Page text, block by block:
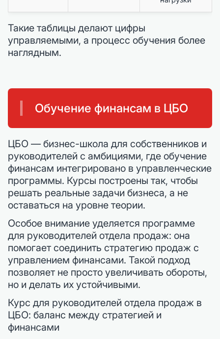
Такие таблицы делают цифры
управляемыми, а процесс обучения более
наглядным.
Обучение финансам в ЦБО
ЦБО — бизнес-школа для собственников и
руководителей с амбициями, где обучение
финансам интегрировано в управленческие
программы. Курсы построены так, чтобы
решать реальные задачи бизнеса, а не
оставаться на уровне теории.
Особое внимание уделяется программе
для руководителей отдела продаж: она
помогает соединить стратегию продаж с
управлением финансами. Такой подход
позволяет не просто увеличивать обороты,
но и делать их устойчивыми.
Курс для руководителей отдела продаж в
ЦБО: баланс между стратегией и
финансами